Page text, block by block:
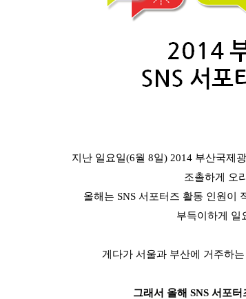
지난 일요일(6월 8일) 2014 부산국제
조촐하게 오
올해 는 SNS서포터즈 활동 인원이
부득이하게 일
게다가 서울과 부산에 거주하는
그래서 올해SNS서포터